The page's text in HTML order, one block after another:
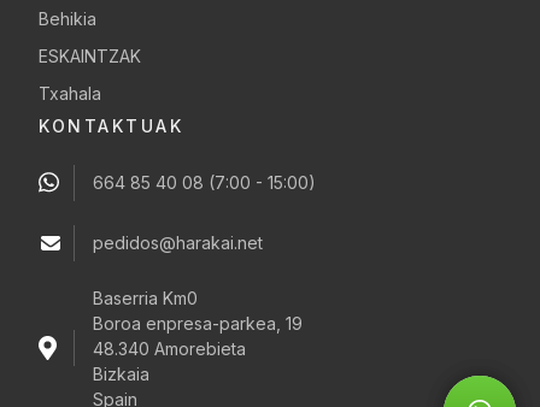
Behikia
ESKAINTZAK
Txahala
KONTAKTUAK
664 85 40 08 (7:00 - 15:00)
pedidos@harakai.net
Baserria Km0
Boroa enpresa-parkea, 19
48.340 Amorebieta
Bizkaia
Spain